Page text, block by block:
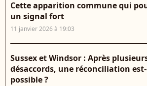
Cette apparition commune qui
un signal fort
11 janvier 2026 à 19:03
Sussex et Windsor : Après
désaccords, une réconciliation
possible ?